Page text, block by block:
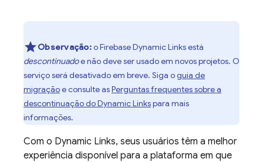
Observação:o Firebase Dynamic Links está
descontinuadoe não deve ser usado em novos projetos. O
serviço será desativado em breve. Siga oguia de
migraçãoe consulte asPerguntas frequentes sobre a
descontinuação do Dynamic Linkspara mais
informações.
Com o Dynamic Links, seus usuários têm a melhor
experiência disponível para a plataforma em que